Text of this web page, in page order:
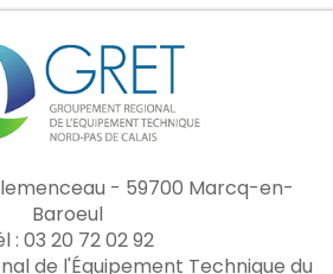
- 59700 Marcq-en-
Baroeul
: 03 20 72 02 92
de l'Équipement Technique du